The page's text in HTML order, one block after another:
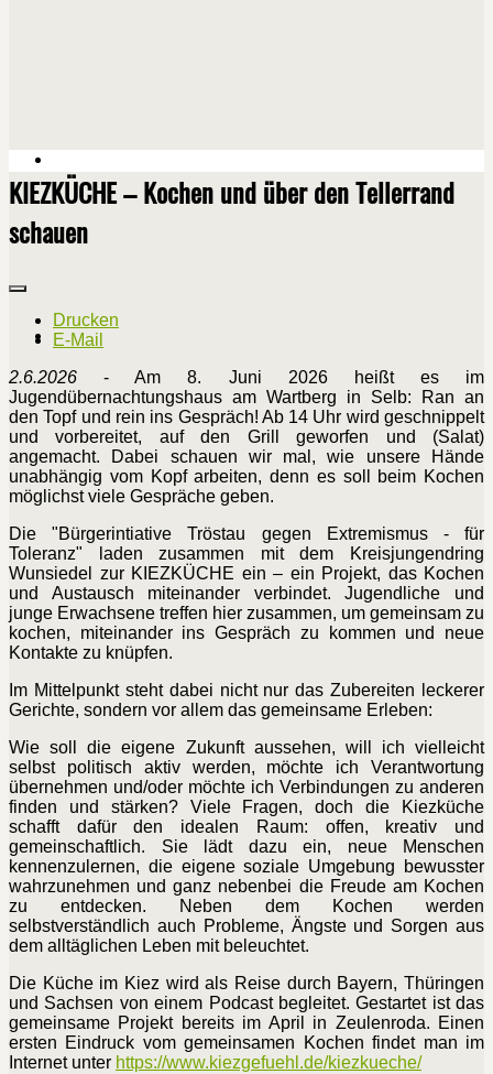
KIEZKÜCHE – Kochen und über den Tellerrand
schauen
Drucken
E-Mail
2.6.2026 - Am 8. Juni 2026 heißt es im
Jugendübernachtungshaus am Wartberg in Selb: Ran an
den Topf und rein ins Gespräch! Ab 14 Uhr wird geschnippelt
und vorbereitet, auf den Grill geworfen und (Salat)
angemacht. Dabei schauen wir mal, wie unsere Hände
unabhängig vom Kopf arbeiten, denn es soll beim Kochen
möglichst viele Gespräche geben.
Die "Bürgerintiative Tröstau gegen Extremismus - für
Toleranz" laden zusammen mit dem Kreisjungendring
Wunsiedel zur KIEZKÜCHE ein – ein Projekt, das Kochen
und Austausch miteinander verbindet. Jugendliche und
junge Erwachsene treffen hier zusammen, um gemeinsam zu
kochen, miteinander ins Gespräch zu kommen und neue
Kontakte zu knüpfen.
Im Mittelpunkt steht dabei nicht nur das Zubereiten leckerer
Gerichte, sondern vor allem das gemeinsame Erleben:
Wie soll die eigene Zukunft aussehen, will ich vielleicht
selbst politisch aktiv werden, möchte ich Verantwortung
übernehmen und/oder möchte ich Verbindungen zu anderen
finden und stärken? Viele Fragen, doch die Kiezküche
schafft dafür den idealen Raum: offen, kreativ und
gemeinschaftlich. Sie lädt dazu ein, neue Menschen
kennenzulernen, die eigene soziale Umgebung bewusster
wahrzunehmen und ganz nebenbei die Freude am Kochen
zu entdecken. Neben dem Kochen werden
selbstverständlich auch Probleme, Ängste und Sorgen aus
dem alltäglichen Leben mit beleuchtet.
Die Küche im Kiez wird als Reise durch Bayern, Thüringen
und Sachsen von einem Podcast begleitet. Gestartet ist das
gemeinsame Projekt bereits im April in Zeulenroda. Einen
ersten Eindruck vom gemeinsamen Kochen findet man im
Internet unter https://www.kiezgefuehl.de/kiezkueche/